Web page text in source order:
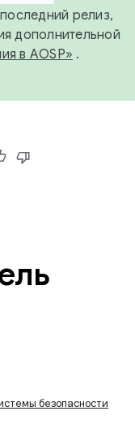
релиз,
дополнительной
в AOSP» .
безопасности